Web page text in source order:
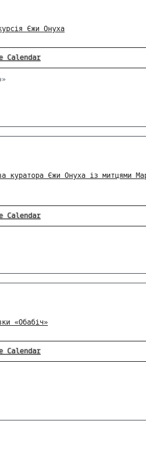
Єжи Онуха
Calendar
куратора Єжи Онуха із митцями
Calendar
«Обабіч»
Calendar